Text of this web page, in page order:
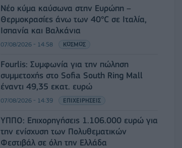
Νέο κύμα καύσωνα στην Ευρώπη –
Θερμοκρασίες άνω των 40°C σε Ιταλία,
Ισπανία και Βαλκάνια
07/08/2026 - 14:58 ΚΟΣΜΟΣ
Fourlis: Συμφωνία για την πώληση
συμμετοχής στο Sofia South Ring Mall
έναντι 49,35 εκατ. ευρώ
07/08/2026 - 14:39 ΕΠΙΧΕΙΡΗΣΕΙΣ
ΥΠΠΟ: Επιχορηγήσεις 1.106.000 ευρώ για
την ενίσχυση των Πολυθεματικών
Φεστιβάλ σε όλη την Ελλάδα